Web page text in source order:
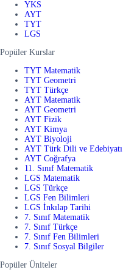
YKS
AYT
TYT
LGS
Popüler Kurslar
TYT Matematik
TYT Geometri
TYT Türkçe
AYT Matematik
AYT Geometri
AYT Fizik
AYT Kimya
AYT Biyoloji
AYT Türk Dili ve Edebiyatı
AYT Coğrafya
11. Sınıf Matematik
LGS Matematik
LGS Türkçe
LGS Fen Bilimleri
LGS İnkılap Tarihi
7. Sınıf Matematik
7. Sınıf Türkçe
7. Sınıf Fen Bilimleri
7. Sınıf Sosyal Bilgiler
Popüler Üniteler